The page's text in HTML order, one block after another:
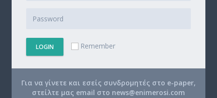
LOGIN Remember
Για να γίνετε και εσείς συνδρομητές στο e-paper,
στείλτε μας email στο news@enimerosi.com